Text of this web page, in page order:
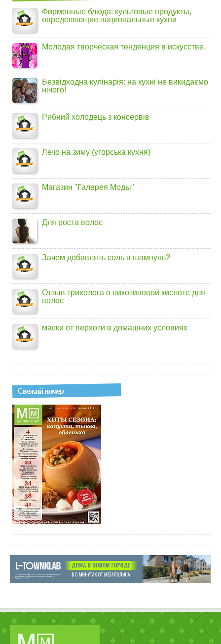
Фирменные блюда: культовые продукты,
определяющие национальные кухни
Молодая творческая тенденция в искусстве.
Безвідходна кулінарія: на кухні не викидаємо
нічого!
Рибний холодець з консервів
Лечо на зиму (угорська кухня)
Магазин "Галерея Моды"
Для роста волос
Зачем добавлять соль в шампунь?
Отзыв трихолога о никотиновой кислоте для
волос
маски от перхоти в домашних условиях
Свежий номер